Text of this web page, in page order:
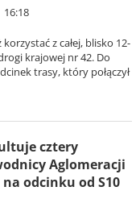
16:18
z całej, blisko 12-
krajowej nr 42. Do
trasy, który połączył
cztery
Aglomeracji
odcinku od S10